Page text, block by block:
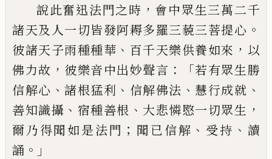
說此奮迅法門之時 ， 會中眾生三萬二千
諸天及人一切皆發阿耨多羅三藐三菩提心 。
彼諸天子雨種種華 、 百千天樂供養如來 ， 以
佛力故 ， 彼樂音中出妙聲言 ：「若有眾生勝
信解心 、諸根猛利 、 信解佛法 、 慧行成就 、
善知識攝 、 宿種善根 、 大悲憐愍一切眾生 ，
爾乃得聞如是法門 ； 聞已信解 、 受持 、 讀
誦 。」